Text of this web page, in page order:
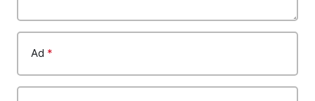
Ad *